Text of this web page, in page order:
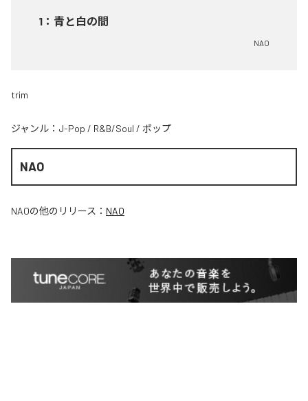
1 ： 青と白の間
NAO
trim
ジャンル： J-Pop / R&B/Soul / ポップ
NAO
NAOの他のリリース： NAO